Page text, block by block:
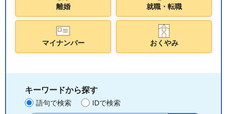
離婚 就職・転職
マイナンバー おくやみ
キーワードから探す
語句で検索 IDで検索